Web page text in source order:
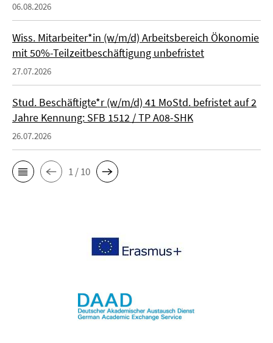
06.08.2026
Wiss. Mitarbeiter*in (w/m/d) Arbeitsbereich Ökonomie
mit 50%-Teilzeitbeschäftigung unbefristet
27.07.2026
Stud. Beschäftigte*r (w/m/d) 41 MoStd. befristet auf 2
Jahre Kennung: SFB 1512 / TP A08-SHK
26.07.2026
1 / 10